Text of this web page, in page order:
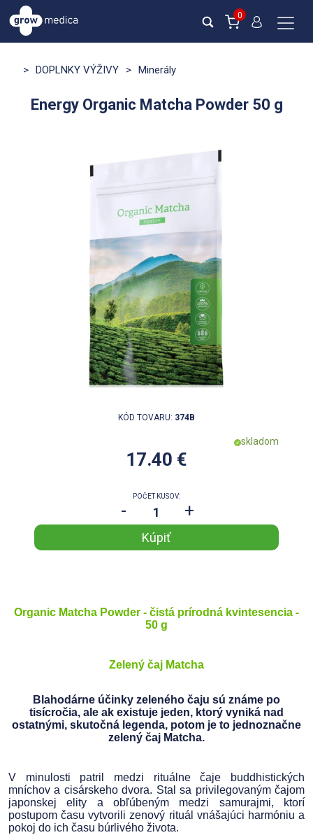
0
> DOPLNKY VÝŽIVY > Minerály
Energy Organic Matcha Powder 50 g
KÓD TOVARU: 374B
skladom
17.40 €
POČET KUSOV:
- +
Organic Matcha Powder - čistá prírodná kvintesencia -
50 g
Zelený čaj Matcha
Blahodárne účinky zeleného čaju sú známe po
tisícročia, ale ak existuje jeden, ktorý vyniká nad
ostatnými, skutočná legenda, potom je to jednoznačne
zelený čaj Matcha.
V minulosti patril medzi rituálne čaje buddhistických
mníchov a cisárskeho dvora. Stal sa privilegovaným čajom
japonskej elity a obľúbeným medzi samurajmi, ktorí
postupom času vytvorili zenový rituál vnášajúci harmóniu a
pokoj do ich času búrlivého života.